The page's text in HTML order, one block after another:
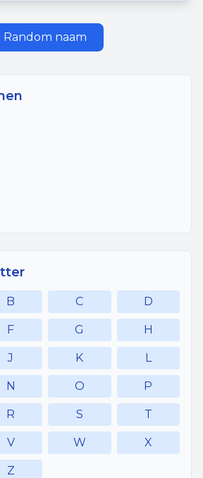
Random naam
B C D
F G H
J K L
N O P
R S T
V W X
Z